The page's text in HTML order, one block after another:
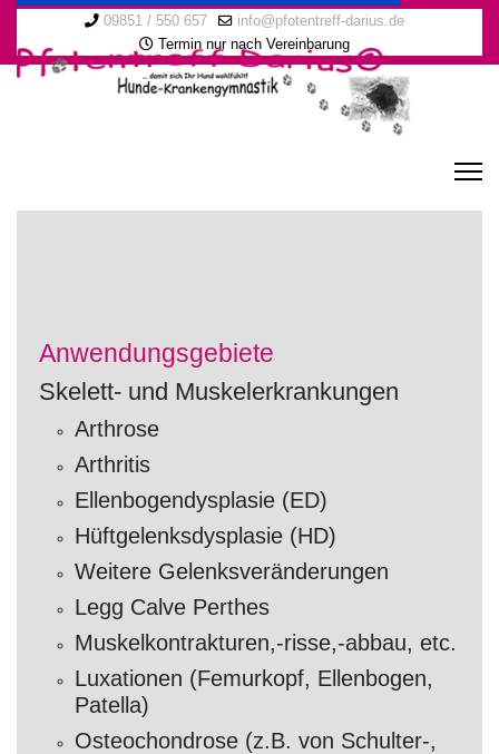
09851 / 550 657
info@pfotentreff-darius.de
Termin nur nach Vereinbarung
Anwendungsgebiete
Skelett- und Muskelerkrankungen
Arthrose
Arthritis
Ellenbogendysplasie (ED)
Hüftgelenksdysplasie (HD)
Weitere Gelenksveränderungen
Legg Calve Perthes
Muskelkontrakturen,-risse,-abbau, etc.
Luxationen (Femurkopf, Ellenbogen,
Patella)
Osteochondrose (z.B. von Schulter-,